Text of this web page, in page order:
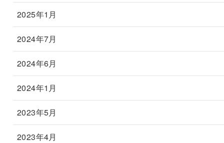
2025年1月
2024年7月
2024年6月
2024年1月
2023年5月
2023年4月